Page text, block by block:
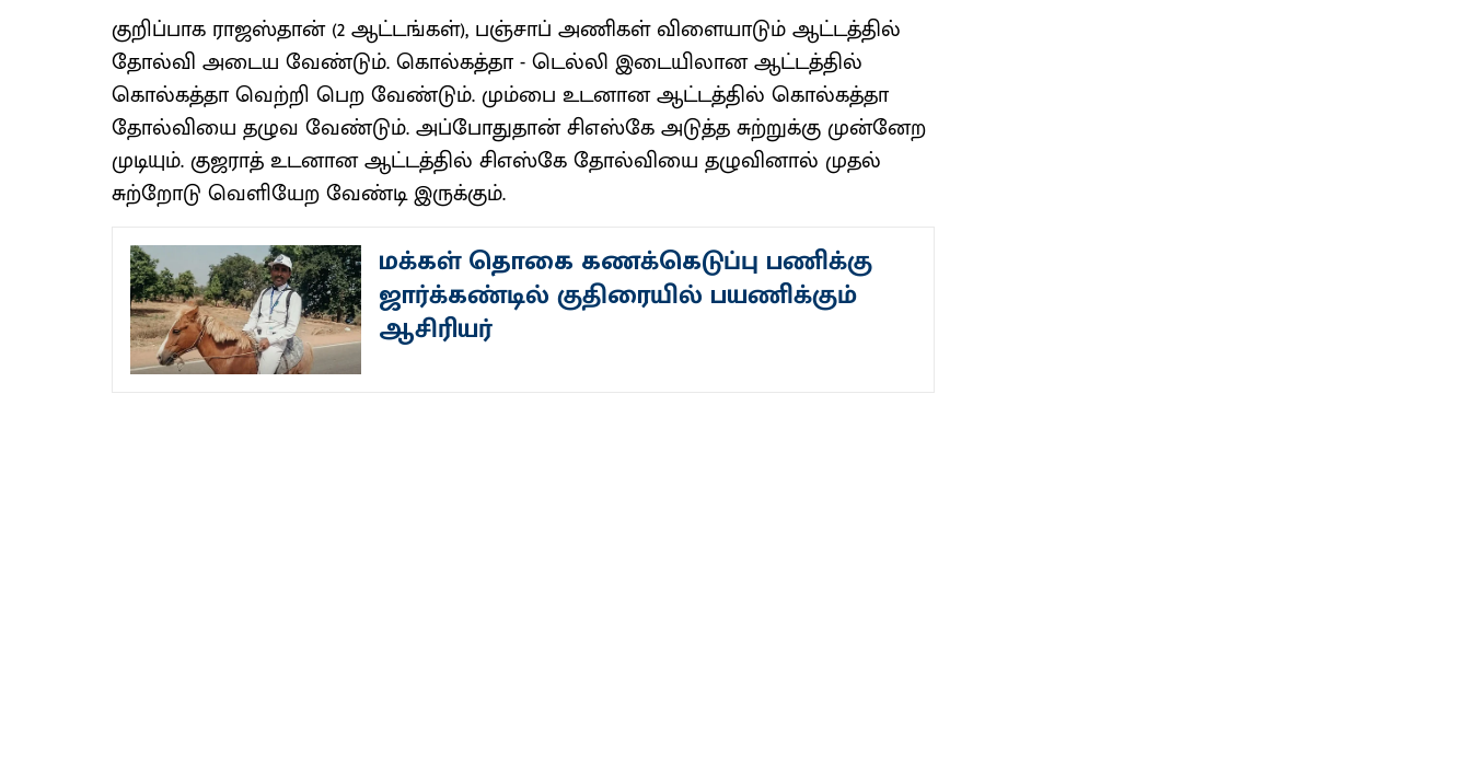
குறிப்பாக ராஜஸ்தான் (2 ஆட்டங்கள்), பஞ்சாப் அணிகள் விளையாடும் ஆட்டத்தில்
தோல்வி அடைய வேண்டும். கொல்கத்தா - டெல்லி இடையிலான ஆட்டத்தில்
கொல்கத்தா வெற்றி பெற வேண்டும். மும்பை உடனான ஆட்டத்தில் கொல்கத்தா
தோல்வியை தழுவ வேண்டும். அப்போதுதான் சிஎஸ்கே அடுத்த சுற்றுக்கு முன்னேற
முடியும். குஜராத் உடனான ஆட்டத்தில் சிஎஸ்கே தோல்வியை தழுவினால் முதல்
சுற்றோடு வெளியேற வேண்டி இருக்கும்.
மக்கள் தொகை கணக்கெடுப்பு பணிக்கு
ஜார்க்கண்டில் குதிரையில் பயணிக்கும்
ஆசிரியர்